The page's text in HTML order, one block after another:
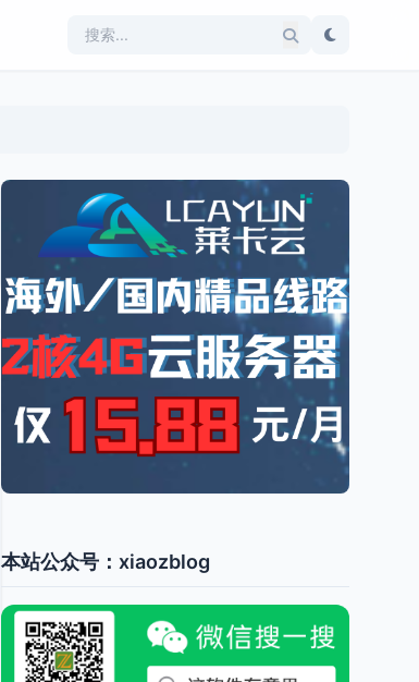
本站公众号：xiaozblog